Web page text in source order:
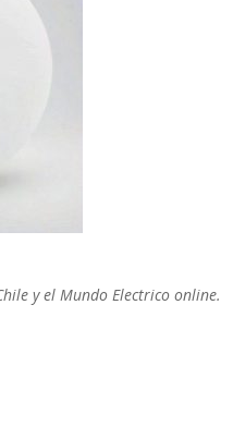
y el Mundo Electrico online.